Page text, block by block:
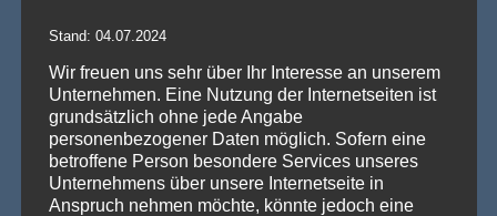
💡 Messehallen sind riesig, die Decken extrem hoch
– Wenn die Technik verschwindet und die Marken
strahlen – Traversenhussen
Traversenhussen: Die elegante Lösung für technische Konstruktionen
Wer hier einen [...]Weiterlesen »
Stand: 04.07.2024
Wir freuen uns sehr über Ihr Interesse an unserem
Unternehmen. Eine Nutzung der Internetseiten ist
grundsätzlich ohne jede Angabe
personenbezogener Daten möglich. Sofern eine
betroffene Person besondere Services unseres
Unternehmens über unsere Internetseite in
Anspruch nehmen möchte, könnte jedoch eine